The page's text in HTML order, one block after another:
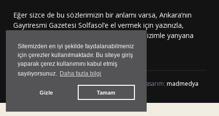
Sitemizden en iyi şekilde faydalanabilmeniz
için çerezler kullanılmaktadır. Bu siteye giriş
yaparak çerez kullanımını kabul etmiş
sayılıyorsunuz. Daha fazla bilgi
Gizle Tamam
Eğer sizce de bu sözlerimizin bir anlamı varsa, Ankara’nın
Gayriresmi Gazetesi Solfasol’e el vermek için yazınızla,
çizinizle, sesinizle bu harekete katılmaya, bizimle yanyana
durmaya davetlisiniz.
Solfasol.tv © 2024 Her hakkı Saklıdır | yazılım&tasarım: madmedya